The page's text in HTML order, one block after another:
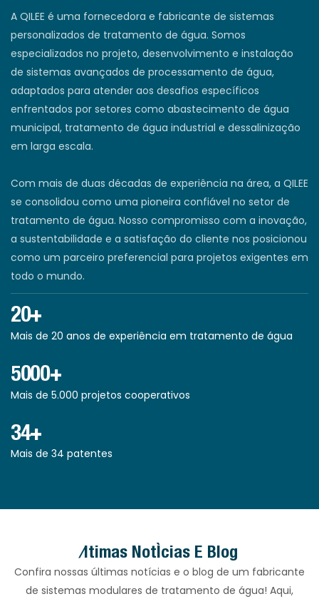
A QILEE é uma fornecedora e fabricante de sistemas
personalizados de tratamento de água. Somos
especializados no projeto, desenvolvimento e instalação
de sistemas avançados de processamento de água,
adaptados para atender aos desafios específicos
enfrentados por setores como abastecimento de água
municipal, tratamento de água industrial e dessalinização
em larga escala.
Com mais de duas décadas de experiência na área, a QILEE
se consolidou como uma pioneira confiável no setor de
tratamento de água. Nosso compromisso com a inovação,
a sustentabilidade e a satisfação do cliente nos posicionou
como um parceiro preferencial para projetos exigentes em
todo o mundo.
20+
Mais de 20 anos de experiência em tratamento de água
5000+
Mais de 5.000 projetos cooperativos
34+
Mais de 34 patentes
Últimas Notícias E Blog
Confira nossas últimas notícias e o blog de um fabricante
de sistemas modulares de tratamento de água! Aqui,